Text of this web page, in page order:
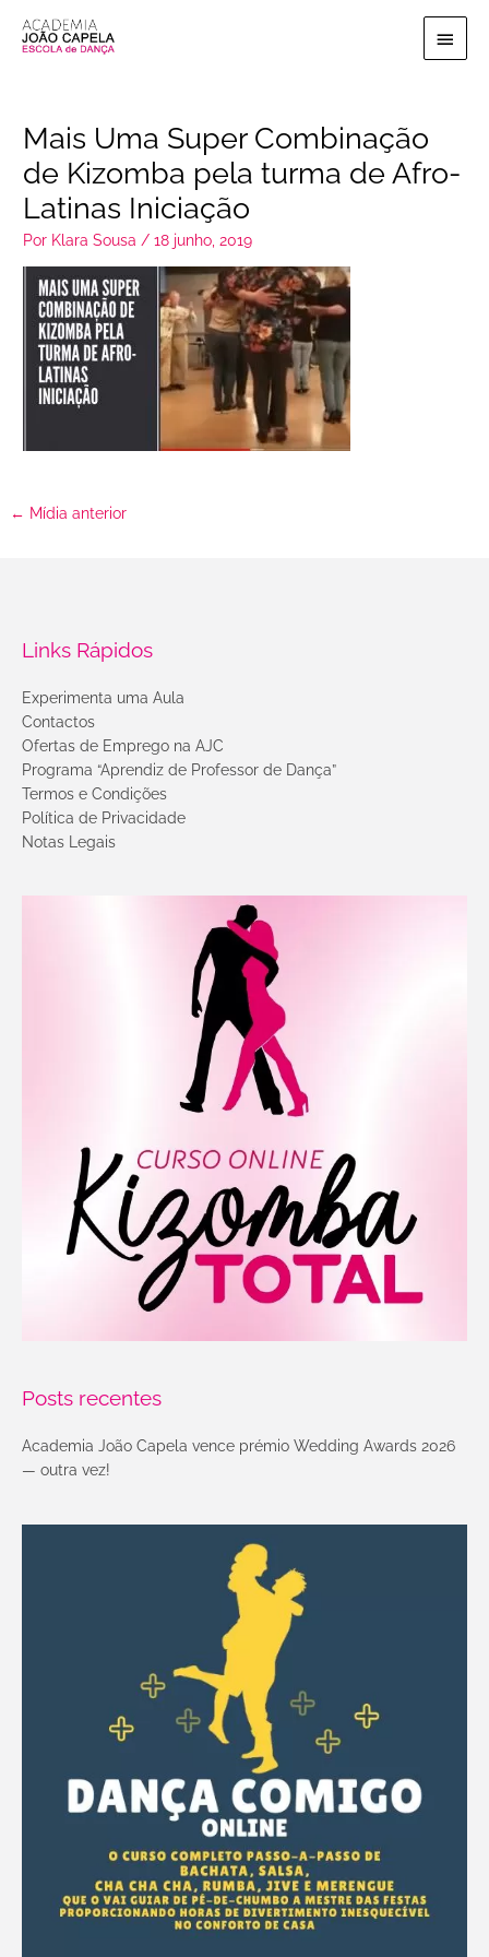
para
Menu
Mais Uma Super Combinação
de Kizomba pela turma de Afro-
Latinas Iniciação
Por Klara Sousa/18 junho, 2019
← Mídia anterior
Links Rápidos
Experimenta uma Aula
Contactos
Ofertas de Emprego na AJC
Programa “Aprendiz de Professor de Dança”
Termos e Condições
Política de Privacidade
Notas Legais
Posts recentes
Academia João Capela vence prémio Wedding Awards 2026
— outra vez!